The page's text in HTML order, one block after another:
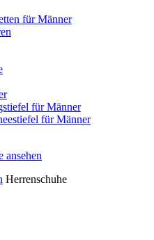
für Männer
für Männer
für Männer
Herrenschuhe